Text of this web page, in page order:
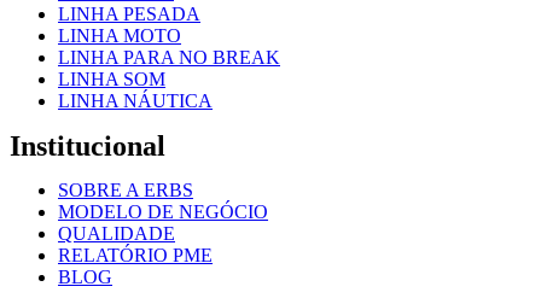
LINHA PESADA
LINHA MOTO
LINHA PARA NO BREAK
LINHA SOM
LINHA NÁUTICA
Institucional
SOBRE A ERBS
MODELO DE NEGÓCIO
QUALIDADE
RELATÓRIO PME
BLOG